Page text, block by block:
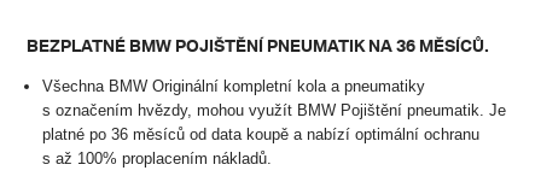
BEZPLATNÉ BMW POJIŠTĚNÍ PNEUMATIK NA 36 MĚSÍCŮ.
Všechna BMW Originální kompletní kola a pneumatiky
s označením hvězdy, mohou využít BMW Pojištění pneumatik. Je
platné po 36 měsíců od data koupě a nabízí optimální ochranu
s až 100% proplacením nákladů.